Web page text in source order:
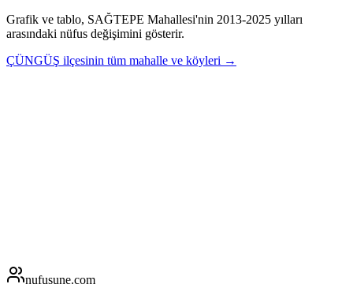
Grafik ve tablo, SAĞTEPE Mahallesi'nin 2013-2025 yılları
arasındaki nüfus değişimini gösterir.
ÇÜNGÜŞ ilçesinin tüm mahalle ve köyleri →
nufusune.com